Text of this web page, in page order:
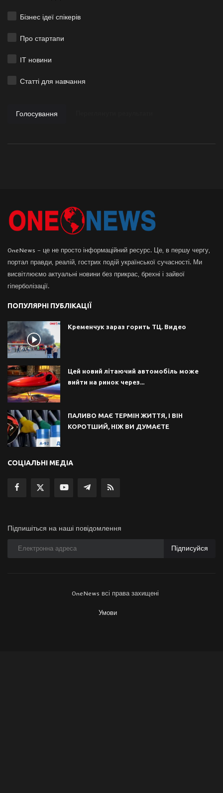
Бізнес ідеї спікерів
Про стартапи
ІТ новини
Статті для навчання
Голосування
OneNews – це не просто інформаційний ресурс. Це, в першу чергу,
портал правди, реалій, гострих подій української сучасності. Ми
висвітлюємо актуальні новини без прикрас, брехні і зайвої
гіперболізації.
ПОПУЛЯРНІ ПУБЛІКАЦІЇ
Кременчук зараз горить ТЦ. Видео
Цей новий літаючий автомобіль може
вийти на ринок через...
ПАЛИВО МАЄ ТЕРМІН ЖИТТЯ, І ВІН
КОРОТШИЙ, НІЖ ВИ ДУМАЄТЕ
СОЦІАЛЬНІ МЕДІА
Підпишіться на наші повідомлення
Підписуйся
OneNews всі права захищені
Умови